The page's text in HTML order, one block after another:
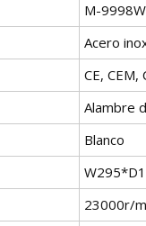
M-9998W
Acero
CE, CEM,
Alambre
Blanco
23000r/